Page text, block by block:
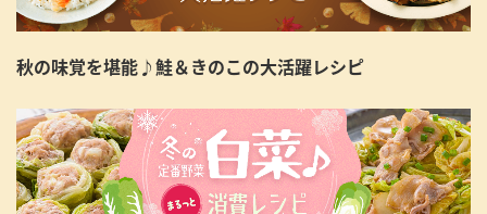
秋の味覚を堪能♪鮭＆きのこの大活躍レシピ